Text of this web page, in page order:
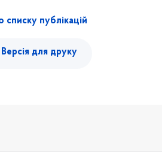
публікацій
Версія для друку